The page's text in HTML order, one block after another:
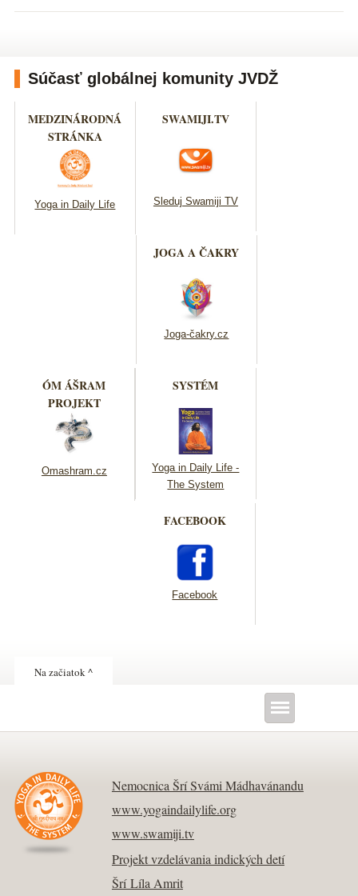
Súčasť globálnej komunity JVDŽ
MEDZINÁRODNÁ
STRÁNKA
Yoga in Daily Life
SWAMIJI.TV
Sleduj Swamiji TV
JOGA A ČAKRY
Joga-čakry.cz
ÓM ÁŠRAM
PROJEKT
Omashram.cz
SYSTÉM
Yoga in Daily Life -
The System
FACEBOOK
Facebook
Na začiatok ^
Nemocnica Šrí Svámi Mádhavánandu
www.yogaindailylife.org
www.swamiji.tv
Projekt vzdelávania indických detí
Šrí Líla Amrit